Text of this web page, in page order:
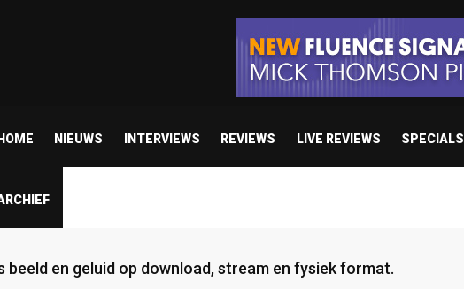
HOME NIEUWS INTERVIEWS REVIEWS LIVE REVIEWS SPECIALS
beeld en geluid op download, stream en fysiek format.